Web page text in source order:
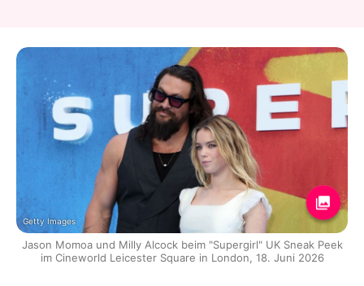
Getty Images
Jason Momoa und Milly Alcock beim "Supergirl" UK Sneak Peek
im Cineworld Leicester Square in London, 18. Juni 2026